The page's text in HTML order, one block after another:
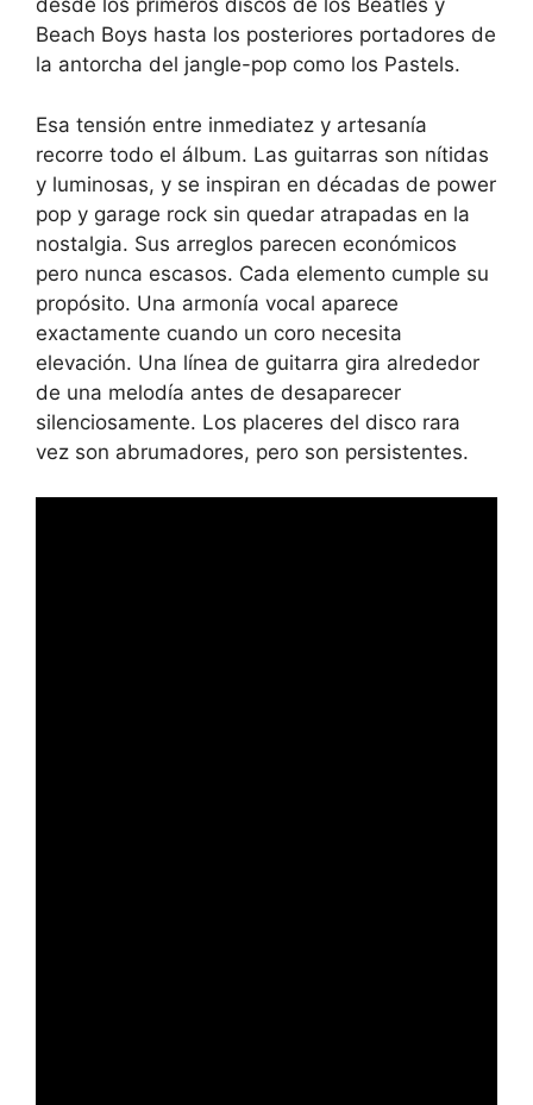
desde los primeros discos de los Beatles y
Beach Boys hasta los posteriores portadores de
la antorcha del jangle-pop como los Pastels.
Esa tensión entre inmediatez y artesanía
recorre todo el álbum. Las guitarras son nítidas
y luminosas, y se inspiran en décadas de power
pop y garage rock sin quedar atrapadas en la
nostalgia. Sus arreglos parecen económicos
pero nunca escasos. Cada elemento cumple su
propósito. Una armonía vocal aparece
exactamente cuando un coro necesita
elevación. Una línea de guitarra gira alrededor
de una melodía antes de desaparecer
silenciosamente. Los placeres del disco rara
vez son abrumadores, pero son persistentes.